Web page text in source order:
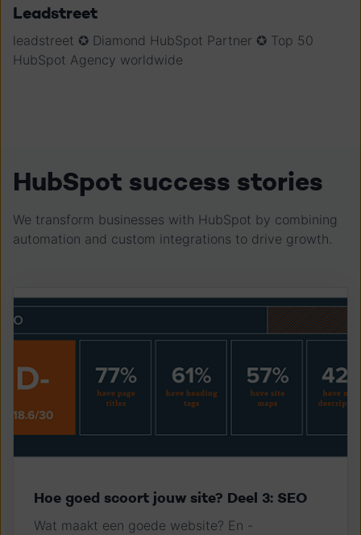
Leadstreet
leadstreet ✪ Diamond HubSpot Partner ✪ Top 50
HubSpot Agency worldwide
HubSpot success stories
We transform businesses with HubSpot by combining
automation and custom integrations to drive growth.
Hoe goed scoort jouw site? Deel 3: SEO
Wat maakt een goede website? En -